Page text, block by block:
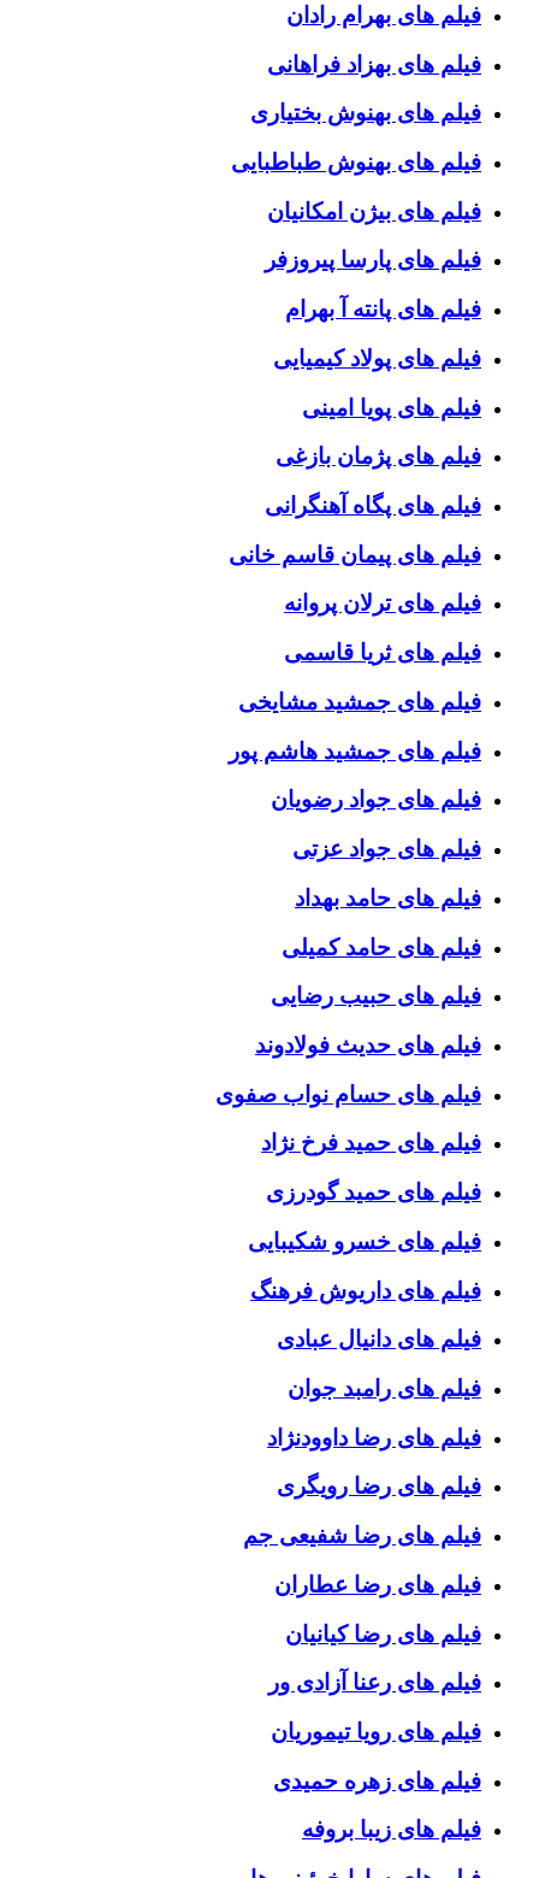
فیلم های بهرام رادان
فیلم های بهزاد فراهانی
فیلم های بهنوش بختیاری
فیلم های بهنوش طباطبایی
فیلم های بیژن امکانیان
فیلم های پارسا پیروزفر
فیلم های پانته آ بهرام
فیلم های پولاد کیمیایی
فیلم های پویا امینی
فیلم های پژمان بازغی
فیلم های پگاه آهنگرانی
فیلم های پیمان قاسم خانی
فیلم های ترلان پروانه
فیلم های ثریا قاسمی
فیلم های جمشید مشایخی
فیلم های جمشید هاشم پور
فیلم های جواد رضویان
فیلم های جواد عزتی
فیلم های حامد بهداد
فیلم های حامد کمیلی
فیلم های حبیب رضایی
فیلم های حدیث فولادوند
فیلم های حسام نواب صفوی
فیلم های حمید فرخ نژاد
فیلم های حمید گودرزی
فیلم های خسرو شکیبایی
فیلم های داریوش فرهنگ
فیلم های دانیال عبادی
فیلم های رامبد جوان
فیلم های رضا داوودنژاد
فیلم های رضا رویگری
فیلم های رضا شفیعی جم
فیلم های رضا عطاران
فیلم های رضا کیانیان
فیلم های رعنا آزادی ور
فیلم های رویا تیموریان
فیلم های زهره حمیدی
فیلم های زیبا بروفه